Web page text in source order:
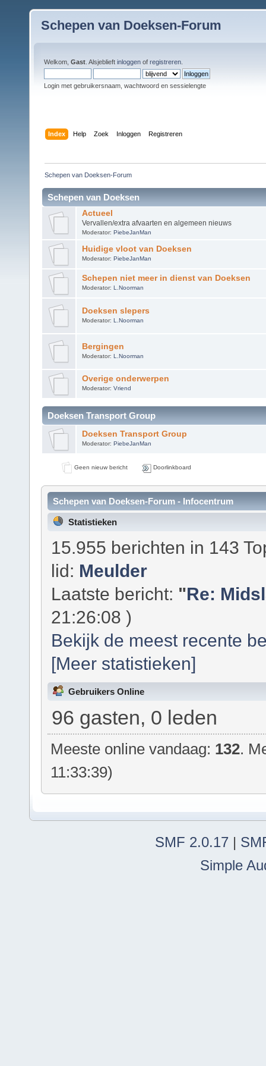
Schepen van Doeksen-Forum
Welkom, Gast . Alsjeblieft inloggen of registreren
Login met gebruikersnaam, wachtwoord en sessielengte
Index Help Zoek Inloggen Registreren
Schepen van Doeksen-Forum
Schepen van Doeksen
Actueel
Vervallen/extra afvaarten en algemeen nieuws
Moderator: PiebeJanMan
Huidige vloot van Doeksen
Moderator: PiebeJanMan
Schepen niet meer in dienst van Doeksen
Moderator: L.Noorman
Doeksen slepers
Moderator: L.Noorman
Bergingen
Moderator: L.Noorman
Overige onderwerpen
Moderator: Vriend
Doeksen Transport Group
Doeksen Transport Group
Moderator: PiebeJanMan
Geen nieuw bericht Doorlinkboard
Schepen van Doeksen-Forum - Infocentrum
Statistieken
15.955 berichten in 143
lid: Meulder
Laatste bericht: "Re:
21:26:08 )
Bekijk de meest recente
[Meer statistieken]
Gebruikers Online
96 gasten, 0 leden
Meeste online vandaag: 132.
11:33:39)
SMF 2.0.17 |
Simple